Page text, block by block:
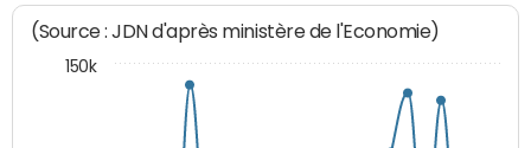
(Source : JDN d'après ministère de l'Economie)
150k